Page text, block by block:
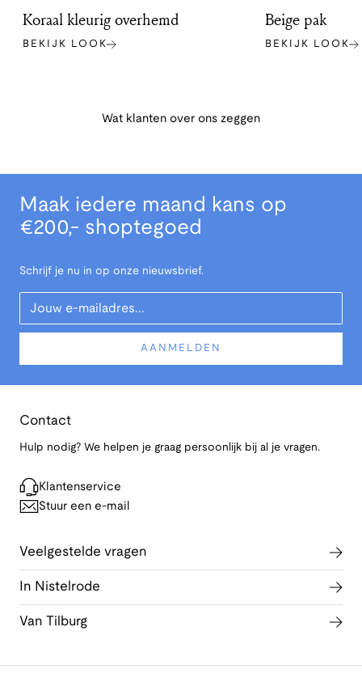
Koraal kleurig overhemd
BEKIJK LOOK
Beige pak
BEKIJK LOOK
Wat klanten over ons zeggen
Maak iedere maand kans op
€200,- shoptegoed
Schrijf je nu in op onze nieuwsbrief.
Your Email
AANMELDEN
Contact
Hulp nodig? We helpen je graag persoonlijk bij al je vragen.
Klantenservice
Stuur een e-mail
Veelgestelde vragen
In Nistelrode
Van Tilburg